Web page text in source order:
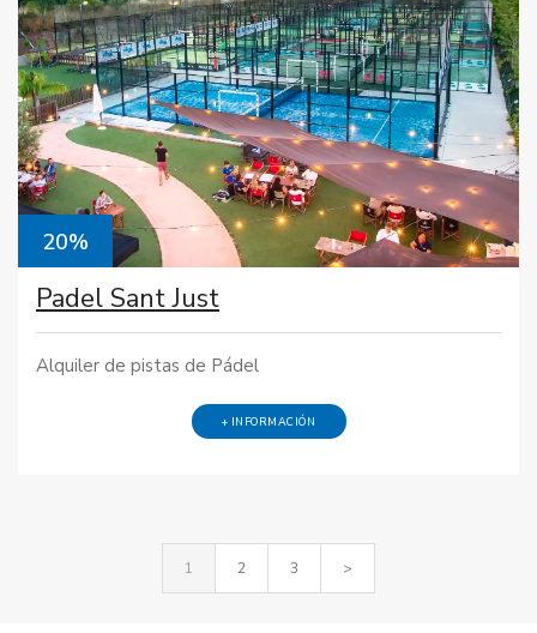
20%
Padel Sant Just
Alquiler de pistas de Pádel
+ INFORMACIÓN
1 2 3 >